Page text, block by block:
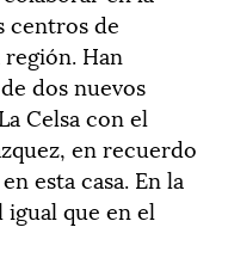
centros de
Han
dos nuevos
Celsa con el
en recuerdo
esta casa. En la
igual que en el